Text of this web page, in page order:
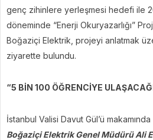
genç zihinlere yerleşmesi hedefi ile
döneminde “Enerji Okuryazarlığı”
Boğaziçi Elektrik, projeyi anlatmak
ziyarette bulundu.
“5 BİN 100 ÖĞRENCİYE
İstanbul Valisi Davut Gül’ü
Boğaziçi Elektrik Genel Müdürü Ali